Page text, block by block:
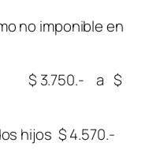
no imponible en
3.750.- a $
hijos $ 4.570.-